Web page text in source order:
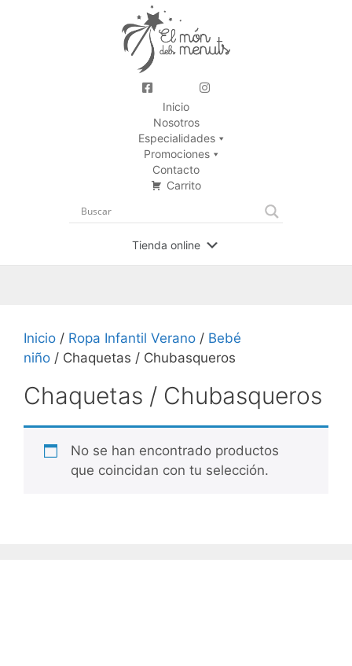
Inicio
Nosotros
Especialidades
Promociones
Contacto
Carrito
Tienda online
Inicio / Ropa Infantil Verano / Bebé
niño / Chaquetas / Chubasqueros
Chaquetas / Chubasqueros
No se han encontrado productos
que coincidan con tu selección.